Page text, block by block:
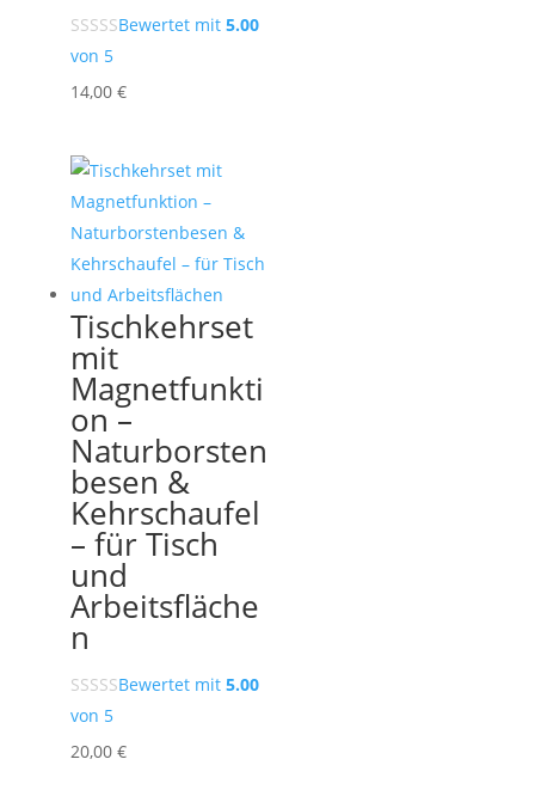
Bewertet mit 5.00
von 5
14,00 €
Tischkehrset
mit
Magnetfunkti
on –
Naturborsten
besen &
Kehrschaufel
– für Tisch
und
Arbeitsfläche
n
Bewertet mit 5.00
von 5
20,00 €